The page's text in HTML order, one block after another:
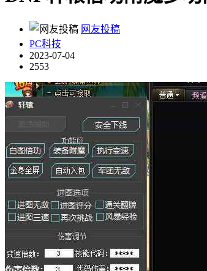
网友投稿
PC科技
2023-07-04
2553